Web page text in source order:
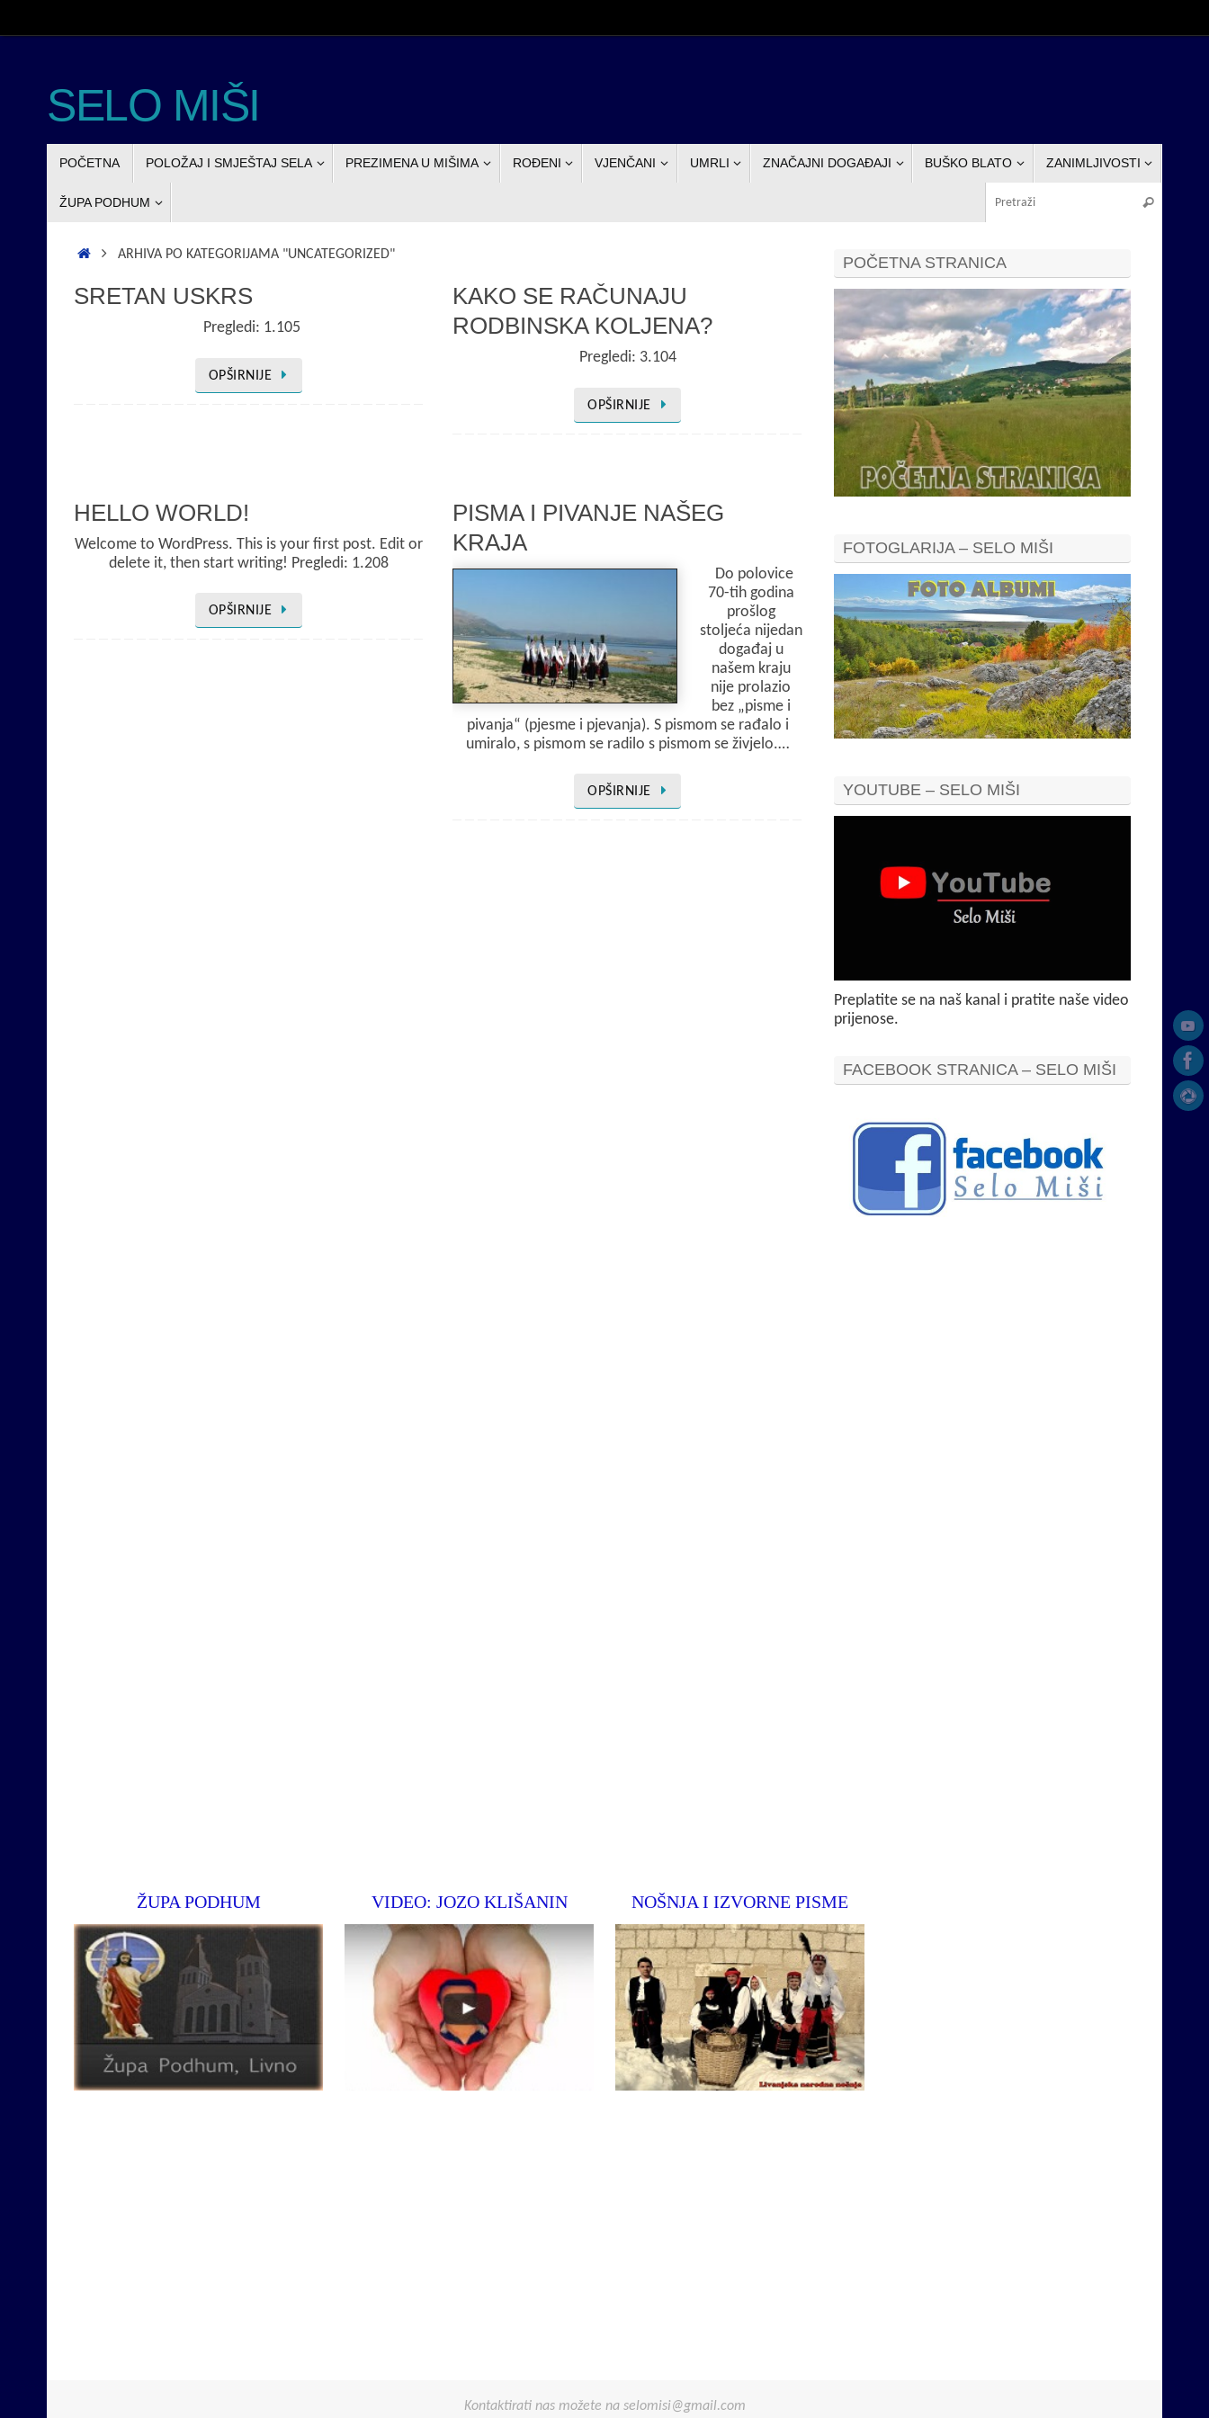
SELO MIŠI
DO
POČETNA POLOŽAJ I SMJEŠTAJ SELA PREZIMENA U MIŠIMA ROĐENI VJENČANI UMRLI ZNAČAJNI DOGAĐAJI BUŠKO BLATO ZANIMLJIVOSTI
ŽUPA PODHUM Pretraži
POČETNA
ARHIVA PO KATEGORIJAMA "UNCATEGORIZED"
SRETAN USKRS
Pregledi: 1.105
OPŠIRNIJE
KAKO SE RAČUNAJU
RODBINSKA KOLJENA?
Pregledi: 3.104
OPŠIRNIJE
HELLO WORLD!
Welcome to WordPress. This is your first post. Edit or
delete it, then start writing! Pregledi: 1.208
OPŠIRNIJE
PISMA I PIVANJE NAŠEG
KRAJA
Do polovice
70-tih godina
prošlog
stoljeća nijedan
događaj u
našem kraju
nije prolazio
bez „pisme i
pivanja“ (pjesme i pjevanja). S pismom se rađalo i
umiralo, s pismom se radilo s pismom se živjelo.…
OPŠIRNIJE
POČETNA STRANICA
FOTOGLARIJA – SELO MIŠI
YOUTUBE – SELO MIŠI
Preplatite se na naš kanal i pratite naše video
prijenose.
FACEBOOK STRANICA – SELO MIŠI
ŽUPA PODHUM
Službena stranica župe Podhum
VIDEO: JOZO KLIŠANIN
Pogledjte video o terapiji hodanja
našega Joze Klišanina
NOŠNJA I IZVORNE PISME
Kontaktirati nas možete na selomisi@gmail.com